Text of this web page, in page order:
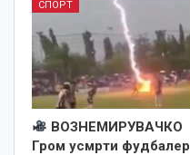
СПОРТ
ВОЗНЕМИРУВАЧКО
Гром усмрти фудбалер